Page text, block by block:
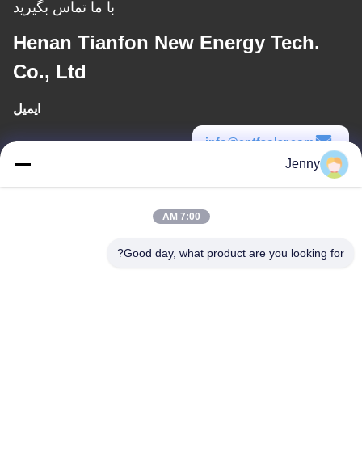
با ما تماس بگیرید
Henan Tianfon New Energy Tech.
Co., Ltd
ایمیل
info@cntfsolar.com
Jenny
7:00 AM
Good day, what product are you looking for?